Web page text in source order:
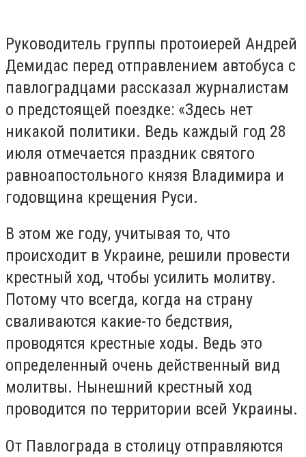
Руководитель группы протоиерей Андрей
Демидас перед отправлением автобуса с
павлоградцами рассказал журналистам
о предстоящей поездке: «Здесь нет
никакой политики. Ведь каждый год 28
июля отмечается праздник святого
равноапостольного князя Владимира и
годовщина крещения Руси.
В этом же году, учитывая то, что
происходит в Украине, решили провести
крестный ход, чтобы усилить молитву.
Потому что всегда, когда на страну
сваливаются какие-то бедствия,
проводятся крестные ходы. Ведь это
определенный очень действенный вид
молитвы. Нынешний крестный ход
проводится по территории всей Украины.
От Павлограда в столицу отправляются